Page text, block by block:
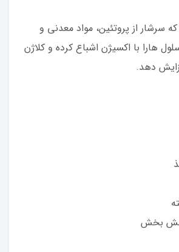
سرشار از پروتئین، مواد معدنی و
هارا با اکسیژن اشباع کرده و کلاژن
دهد.
بخش